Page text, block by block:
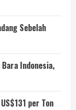
Sebelah
Indonesia,
per Ton